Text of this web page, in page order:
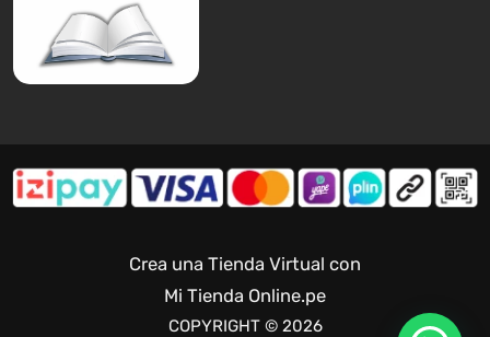
Crea una Tienda Virtual con
Mi Tienda Online.pe
COPYRIGHT © 2026